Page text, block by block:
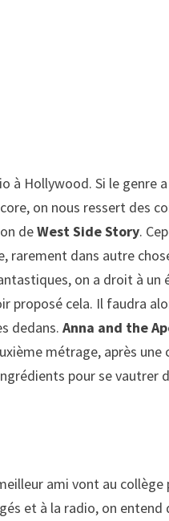
Hollywood. Si le genre a
on nous ressert des
deWest Side Story.
rarement dans autre
on a droit à un
proposé cela. Il faudra
dedans.Anna and the
métrage, après
pour se vautrer
ami vont au
et à la radio, on entend